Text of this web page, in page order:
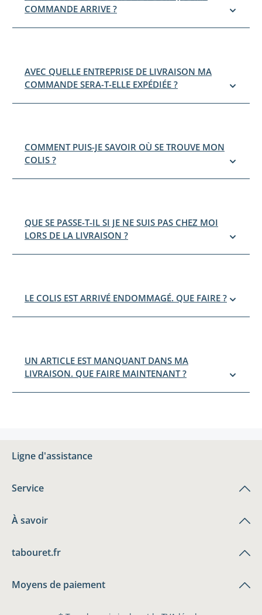
COMMANDE ARRIVE ?
AVEC QUELLE ENTREPRISE DE LIVRAISON MA
COMMANDE SERA-T-ELLE EXPÉDIÉE ?
COMMENT PUIS-JE SAVOIR OÙ SE TROUVE MON
COLIS ?
QUE SE PASSE-T-IL SI JE NE SUIS PAS CHEZ MOI
LORS DE LA LIVRAISON ?
LE COLIS EST ARRIVÉ ENDOMMAGÉ. QUE FAIRE ?
UN ARTICLE EST MANQUANT DANS MA
LIVRAISON. QUE FAIRE MAINTENANT ?
Ligne d'assistance
Service
À savoir
tabouret.fr
Moyens de paiement